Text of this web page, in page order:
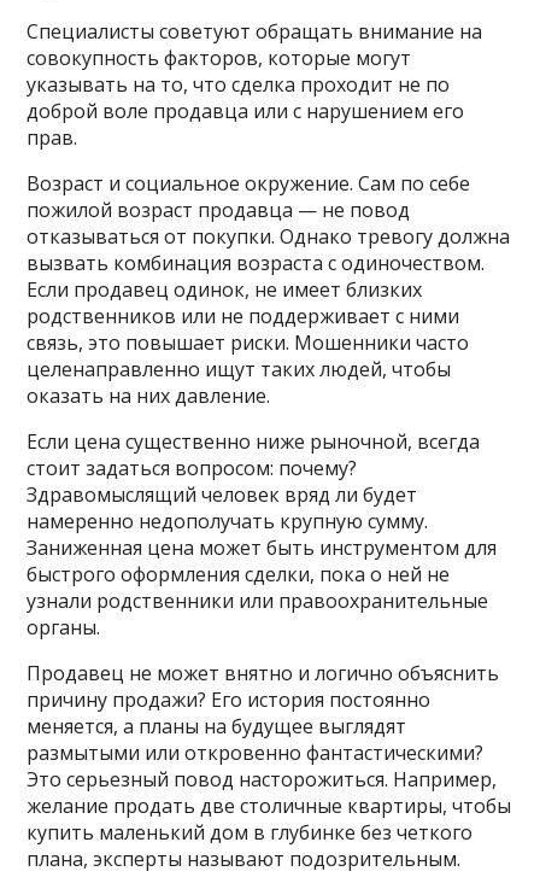
Специалисты советуют обращать внимание на
совокупность факторов, которые могут
указывать на то, что сделка проходит не по
доброй воле продавца или с нарушением его
прав.
Возраст и социальное окружение. Сам по себе
пожилой возраст продавца — не повод
отказываться от покупки. Однако тревогу должна
вызвать комбинация возраста с одиночеством.
Если продавец одинок, не имеет близких
родственников или не поддерживает с ними
связь, это повышает риски. Мошенники часто
целенаправленно ищут таких людей, чтобы
оказать на них давление.
Если цена существенно ниже рыночной, всегда
стоит задаться вопросом: почему?
Здравомыслящий человек вряд ли будет
намеренно недополучать крупную сумму.
Заниженная цена может быть инструментом для
быстрого оформления сделки, пока о ней не
узнали родственники или правоохранительные
органы.
Продавец не может внятно и логично объяснить
причину продажи? Его история постоянно
меняется, а планы на будущее выглядят
размытыми или откровенно фантастическими?
Это серьезный повод насторожиться. Например,
желание продать две столичные квартиры, чтобы
купить маленький дом в глубинке без четкого
плана, эксперты называют подозрительным.